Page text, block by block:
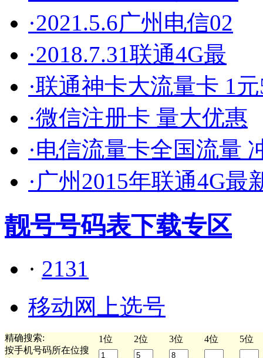
·2021.5.6广州电信02
·2018.7.31联通4G最
·联通神卡大流量卡 1
·微信注册卡 量大优惠
·电信流量卡全国流量
·广州2015年联通4G最
靓号号码表下载专区
· 2131
移动网上选号
精确搜索:
按手机号码所在位搜
1位 2位 3位 4位 5位